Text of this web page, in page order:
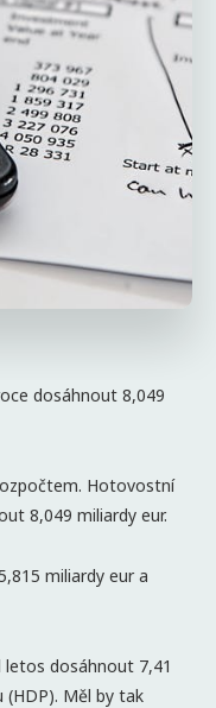
dosáhnout 8,049
Hotovostní
8,049 miliardy eur.
miliardy eur a
dosáhnout 7,41
Měl by tak